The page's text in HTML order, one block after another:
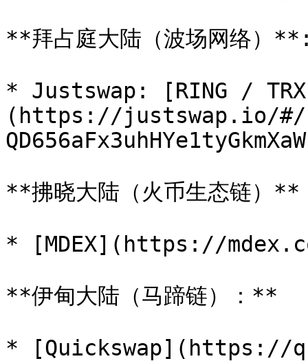
**拜占庭大陆（波场网络）
* Justswap: [RING /
(https://justswap.io/#/
**拂晓大陆（火币生态链）**
* [MDEX](https://
**伊甸大陆（马蹄链）：**
* [Quickswap](https://